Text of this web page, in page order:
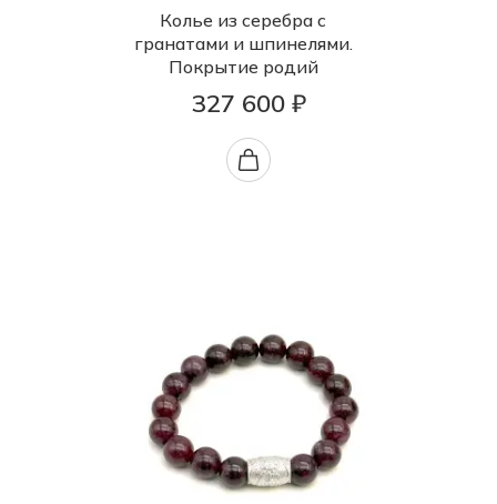
Колье из серебра с
гранатами и шпинелями.
Покрытие родий
327 600 ₽